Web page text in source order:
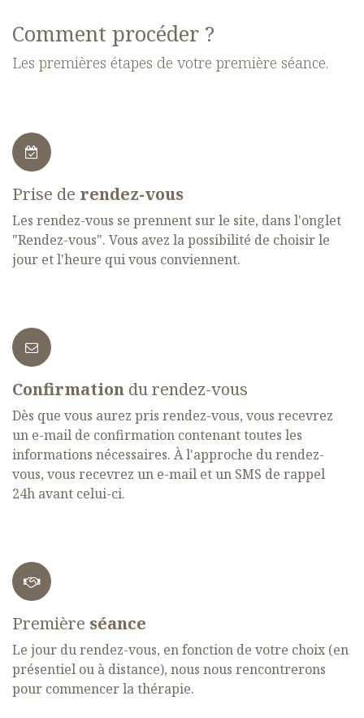
Comment procéder ?
Les premières étapes de votre première séance.
Prise de rendez-vous
Les rendez-vous se prennent sur le site, dans l'onglet
"Rendez-vous". Vous avez la possibilité de choisir le
jour et l'heure qui vous conviennent.
Confirmation du rendez-vous
Dès que vous aurez pris rendez-vous, vous recevrez
un e-mail de confirmation contenant toutes les
informations nécessaires. À l'approche du rendez-
vous, vous recevrez un e-mail et un SMS de rappel
24h avant celui-ci.
Première séance
Le jour du rendez-vous, en fonction de votre choix (en
présentiel ou à distance), nous nous rencontrerons
pour commencer la thérapie.